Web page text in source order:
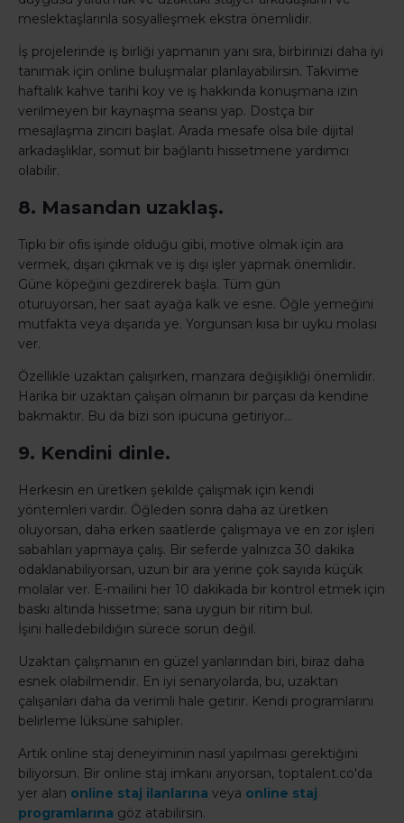
meslektaşlarınla sosyalleşmek ekstra önemlidir.
İş projelerinde iş birliği yapmanın yanı sıra, birbirinizi daha iyi
tanımak için online buluşmalar planlayabilirsin. Takvime
haftalık kahve tarihi koy ve iş hakkında konuşmana izin
verilmeyen bir kaynaşma seansı yap. Dostça bir
mesajlaşma zinciri başlat. Arada mesafe olsa bile dijital
arkadaşlıklar, somut bir bağlantı hissetmene yardımcı
olabilir.
8. Masandan uzaklaş.
Tıpkı bir ofis işinde olduğu gibi, motive olmak için ara
vermek, dışarı çıkmak ve iş dışı işler yapmak önemlidir.
Güne köpeğini gezdirerek başla. Tüm gün
oturuyorsan, her saat ayağa kalk ve esne. Öğle yemeğini
mutfakta veya dışarıda ye. Yorgunsan kısa bir uyku molası
ver.
Özellikle uzaktan çalışırken, manzara değişikliği önemlidir.
Harika bir uzaktan çalışan olmanın bir parçası da kendine
bakmaktır. Bu da bizi son ipucuna getiriyor...
9. Kendini dinle.
Herkesin en üretken şekilde çalışmak için kendi
yöntemleri vardır. Öğleden sonra daha az üretken
oluyorsan, daha erken saatlerde çalışmaya ve en zor işleri
sabahları yapmaya çalış. Bir seferde yalnızca 30 dakika
odaklanabiliyorsan, uzun bir ara yerine çok sayıda küçük
molalar ver. E-mailini her 10 dakikada bir kontrol etmek için
baskı altında hissetme; sana uygun bir ritim bul.
İşini halledebildiğin sürece sorun değil.
Uzaktan çalışmanın en güzel yanlarından biri, biraz daha
esnek olabilmendir. En iyi senaryolarda, bu, uzaktan
çalışanları daha da verimli hale getirir. Kendi programlarını
belirleme lüksüne sahipler.
Artık online staj deneyiminin nasıl yapılması gerektiğini
biliyorsun. Bir online staj imkanı arıyorsan, toptalent.co'da
yer alan online staj ilanlarına veya online staj
programlarına göz atabilirsin.